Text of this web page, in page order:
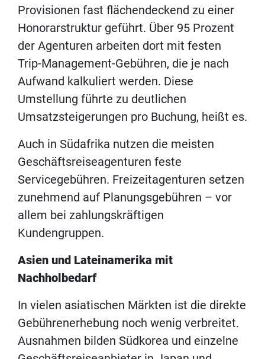
Provisionen fast flächendeckend zu einer
Honorarstruktur geführt. Über 95 Prozent
der Agenturen arbeiten dort mit festen
Trip-Management-Gebühren, die je nach
Aufwand kalkuliert werden. Diese
Umstellung führte zu deutlichen
Umsatzsteigerungen pro Buchung, heißt es.
Auch in Südafrika nutzen die meisten
Geschäftsreiseagenturen feste
Servicegebühren. Freizeitagenturen setzen
zunehmend auf Planungsgebühren – vor
allem bei zahlungskräftigen
Kundengruppen.
Asien und Lateinamerika mit
Nachholbedarf
In vielen asiatischen Märkten ist die direkte
Gebührenerhebung noch wenig verbreitet.
Ausnahmen bilden Südkorea und einzelne